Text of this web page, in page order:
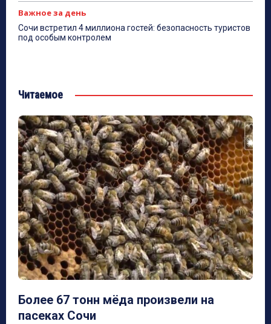
Важное за день
Сочи встретил 4 миллиона гостей: безопасность туристов
под особым контролем
Читаемое
Более 67 тонн мёда произвели на
пасеках Сочи